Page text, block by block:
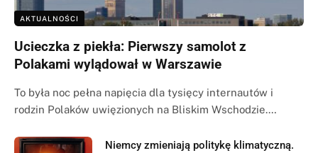
AKTUALNOŚCI
Ucieczka z piekła: Pierwszy samolot z
Polakami wylądował w Warszawie
To była noc pełna napięcia dla tysięcy internautów i
rodzin Polaków uwięzionych na Bliskim Wschodzie.…
Niemcy zmieniają politykę klimatyczną.